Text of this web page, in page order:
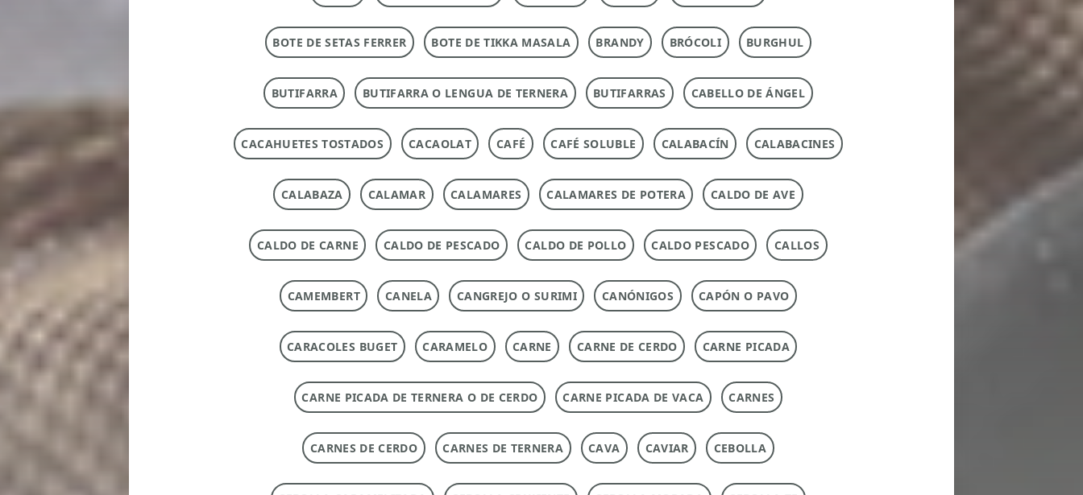
BOTE DE SETAS FERRER BOTE DE TIKKA MASALA BRANDY BRÓCOLI BURGHUL
BUTIFARRA BUTIFARRA O LENGUA DE TERNERA BUTIFARRAS CABELLO DE ÁNGEL
CACAHUETES TOSTADOS CACAOLAT CAFÉ CAFÉ SOLUBLE CALABACÍN CALABACINES
CALABAZA CALAMAR CALAMARES CALAMARES DE POTERA CALDO DE AVE
CALDO DE CARNE CALDO DE PESCADO CALDO DE POLLO CALDO PESCADO CALLOS
CAMEMBERT CANELA CANGREJO O SURIMI CANÓNIGOS CAPÓN O PAVO
CARACOLES BUGET CARAMELO CARNE CARNE DE CERDO CARNE PICADA
CARNE PICADA DE TERNERA O DE CERDO CARNE PICADA DE VACA CARNES
CARNES DE CERDO CARNES DE TERNERA CAVA CAVIAR CEBOLLA